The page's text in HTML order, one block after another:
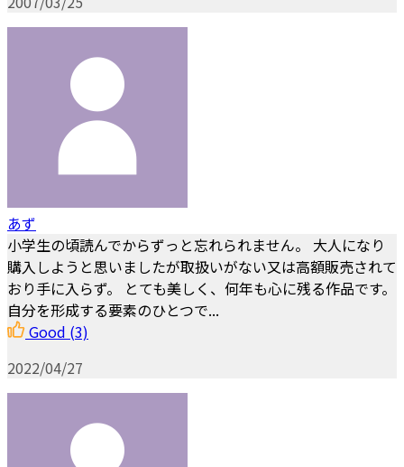
あず
小学生の頃読んでからずっと忘れられません。 大人になり
購入しようと思いましたが取扱いがない又は高額販売されて
おり手に入らず。 とても美しく、何年も心に残る作品です。
自分を形成する要素のひとつで...
Good (3)
2022/04/27